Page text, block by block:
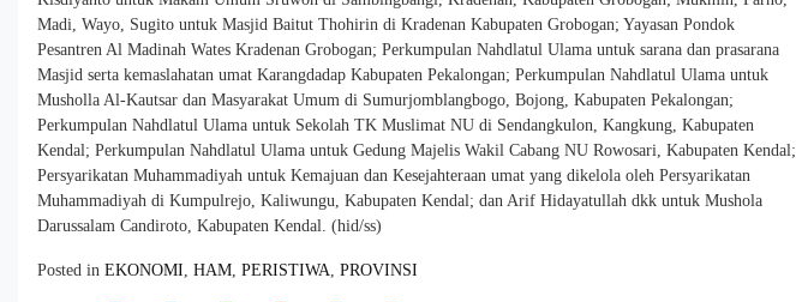
Madi, Wayo, Sugito untuk Masjid Baitut Thohirin di Kradenan Kabupaten Grobogan; Yayasan Pondok
Pesantren Al Madinah Wates Kradenan Grobogan; Perkumpulan Nahdlatul Ulama untuk sarana dan prasarana
Masjid serta kemaslahatan umat Karangdadap Kabupaten Pekalongan; Perkumpulan Nahdlatul Ulama untuk
Musholla Al-Kautsar dan Masyarakat Umum di Sumurjomblangbogo, Bojong, Kabupaten Pekalongan;
Perkumpulan Nahdlatul Ulama untuk Sekolah TK Muslimat NU di Sendangkulon, Kangkung, Kabupaten
Kendal; Perkumpulan Nahdlatul Ulama untuk Gedung Majelis Wakil Cabang NU Rowosari, Kabupaten Kendal;
Persyarikatan Muhammadiyah untuk Kemajuan dan Kesejahteraan umat yang dikelola oleh Persyarikatan
Muhammadiyah di Kumpulrejo, Kaliwungu, Kabupaten Kendal; dan Arif Hidayatullah dkk untuk Mushola
Darussalam Candiroto, Kabupaten Kendal. (hid/ss)
Posted in EKONOMI HAM PERISTIWA PROVINSI